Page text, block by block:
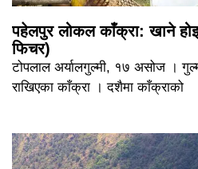
पहेलपुर लोकल काँक्रा: खाने
फिचर)
टोपलाल अर्यालगुल्मी, १७ असोज ।
राखिएका काँक्रा । दशैमा काँक्राको